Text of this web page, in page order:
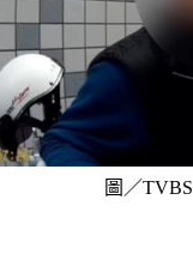
圖／TVBS